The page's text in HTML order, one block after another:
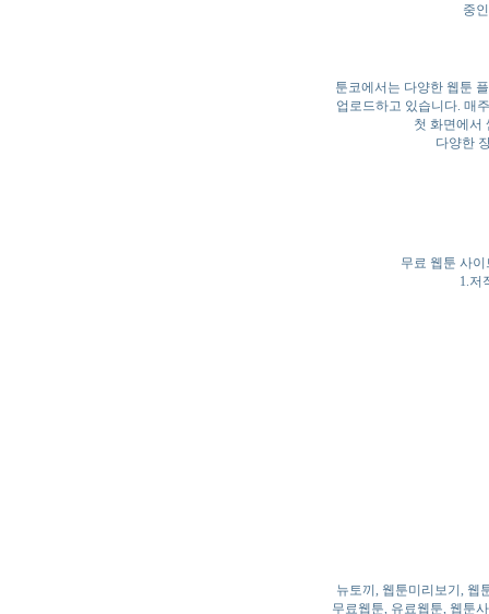
중
툰코에서는 다양한 웹툰
업로드하고 있습니다. 매
첫 화면에서
다양한
무료 웹툰 사
1.저
뉴토끼, 웹툰미리보기, 웹
무료웹툰, 유료웹툰, 웹툰